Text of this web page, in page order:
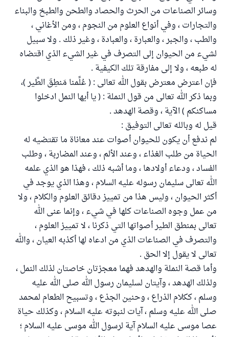
وسائر الصناعات من الحرث والحصاد والطحن والطبخ والبناء
والتجارات ، وفي أنواع العلوم من النجوم ، ومن الأغاني ،
والطب ، والجبر ، والعبارة ، والعبادة ، وغير ذلك . ولا سبيل
لشيء من الحيوان إلى التصرف في غير الشيء الذي اقتضاه
له طبعه ، ولا إلى مفارقة تلك الكيفية .
فإن اعترض معترض بقول الله تعالى : ( عُلِّمنا مَنطِقَ الطَّير )،
وبما ذكر الله تعالى من قول النملة : ( يا أيها النمل ادخلوا
مساكنكم ) الآية ، وقصة الهدهد .
قيل له وبالله تعالى التوفيق :
لم ندفع أن يكون للحيوان أصوات عند معاناة ما تقتضيه له
الحياة من طلب الغذاء ، وعند الألم ، وعند المضاربة ، وطلب
الفساد ، ودعاء أولادها ، وما أشبه ذلك ، فهذا هو الذي علمه
الله تعالى سليمان رسوله عليه السلام ، وهذا الذي يوجد في
أكثر الحيوان ، وليس هذا من تمييز دقائق العلوم والكلام ، ولا
من عمل وجوه الصناعات كلها في شيء ، وإنما عنى الله
تعالى بمنطق الطير أصواتها التي ذكرنا ، لا تمييز العلوم ،
والتصرف في الصناعات الذي من ادعاه لها أكذبه العيان ، والله
تعالى لا يقول إلا الحق .
وأما قصة النملة والهدهد فهما معجزتان خاصتان لذلك النمل ،
ولذلك الهدهد ، وآيتان لسليمان رسول الله صلى الله عليه
وسلم ، ككلام الذراع ، وحنين الجذع ، وتسبيح الطعام لمحمد
صلى الله عليه وسلم ، آيات لنبوته عليه السلام ، وكذلك حياة
عصا موسى عليه السلام آية لرسول الله موسى عليه السلام ؛